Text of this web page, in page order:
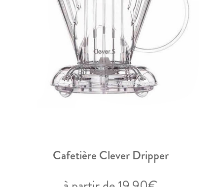
ESPACE PROS
ACTU & BLOG
NOTRE FACEBOOK
NOTRE INSTAGRAM
S.A.V
Cafetière Clever Dripper